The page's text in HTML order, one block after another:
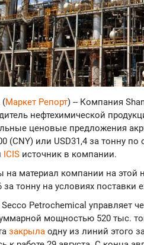
(Маркет Репорт) -- Компания
нефтехимической
ценовые предложения
(CNY) или USD31,4 за тонну
ICIS источник в компании.
на материал компании на этой
за тонну на условиях поставки
Secco Petrochemical управляет
мощностью 520 тыс.
закрыла одну из линий этого